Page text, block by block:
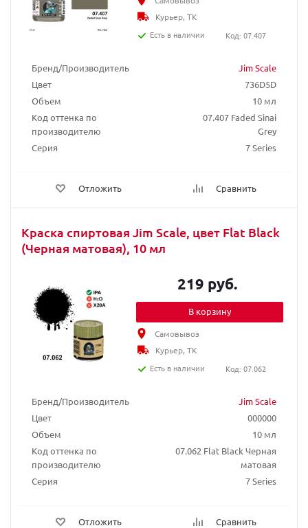
Бренд/Производитель
Jim Scale
Цвет
736D5D
Объем
10 мл
Код оттенка по
производителю
07.407 Faded Sinai
Grey
Серия
7 Series
Отложить Сравнить
Курьер, ТК
Есть в наличии
Код: 07.407
Краска спиртовая Jim Scale, цвет Flat Black
(Черная матовая), 10 мл
Бренд/Производитель
Jim Scale
Цвет
000000
Объем
10 мл
Код оттенка по
производителю
07.062 Flat Black Черная
матовая
Серия
7 Series
Отложить Сравнить
219 руб.
В корзину
Самовывоз
Курьер, ТК
Есть в наличии
Код: 07.062